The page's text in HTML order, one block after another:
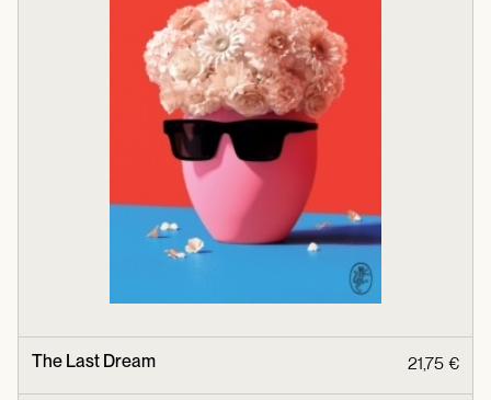
The Last Dream 21,75 €